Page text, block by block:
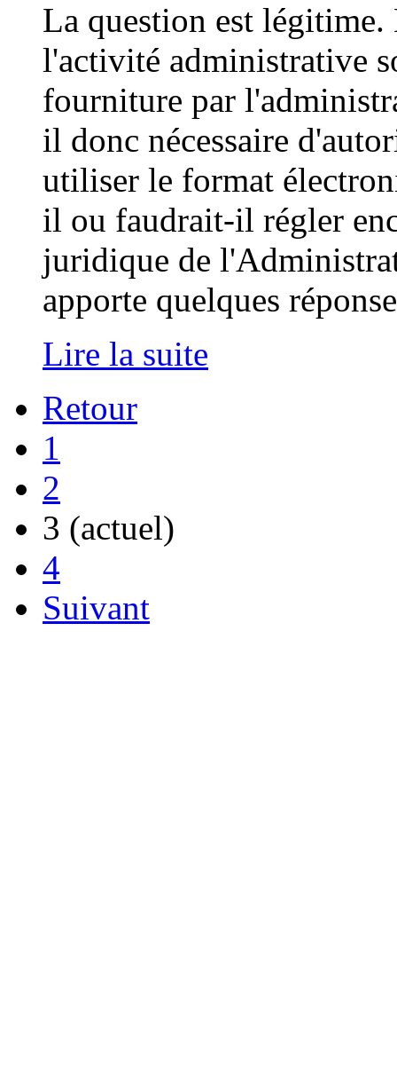
La question est
l'activité administrative
fourniture par
il donc nécessaire
utiliser le format
il ou faudrait-il régler
juridique de
apporte quelques
Lire la suite
Retour
1
2
3 (actuel)
4
Suivant